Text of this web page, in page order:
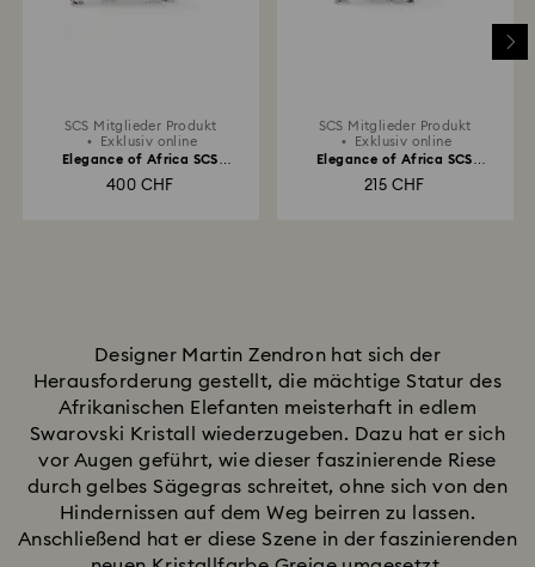
SCS Mitglieder Produkt
Exklusiv online
Elegance of Africa SCS
Zena
400 CHF
SCS Mitglieder Produkt
Exklusiv online
Elegance of Africa SCS
215 CHF
Designer Martin Zendron hat sich der
Herausforderung gestellt, die mächtige Statur des
Afrikanischen Elefanten meisterhaft in edlem
Swarovski Kristall wiederzugeben. Dazu hat er sich
vor Augen geführt, wie dieser faszinierende Riese
durch gelbes Sägegras schreitet, ohne sich von den
Hindernissen auf dem Weg beirren zu lassen.
Anschließend hat er diese Szene in der faszinierenden